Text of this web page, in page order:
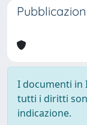
I documenti in
tutti i diritti
indicazione.